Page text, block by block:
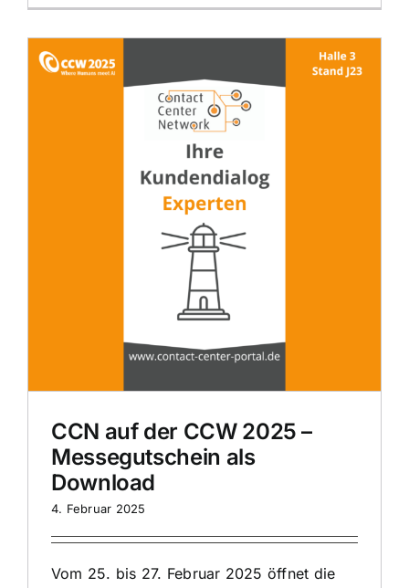
CCN auf der CCW 2025 –
Messegutschein als
Download
4. Februar 2025
Vom 25. bis 27. Februar 2025 öffnet die